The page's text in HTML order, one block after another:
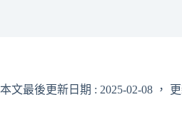
本文最後更新日期 : 2025-02-08 ，